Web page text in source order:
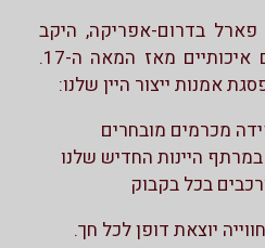
פארל בדרום-אפריקה, היקב
שלנו מייצר יינות כשרים איכותיים מאז המאה ה-17.
אמנות ייצור היין שלנו:
מכרמים מובחרים
במרתף היינות החדיש שלנו
בכל בקבוק
יוצאת דופן לכל חך.